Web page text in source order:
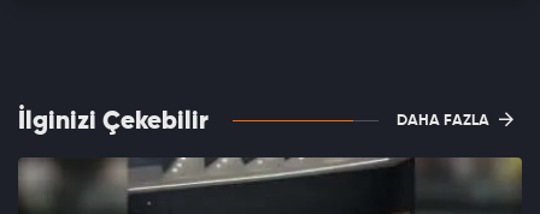
İlginizi Çekebilir DAHA FAZLA